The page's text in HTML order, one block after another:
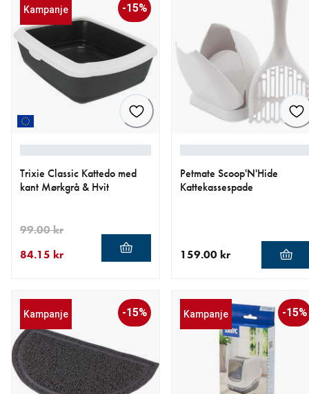
Kampanje -15%
Trixie Classic Kattedo med
kant Mørkgrå & Hvit
84.15 kr
99.00 kr
Petmate Scoop'N'Hide
Kattekassespade
159.00 kr
Kampanje -15% Kampanje -15%